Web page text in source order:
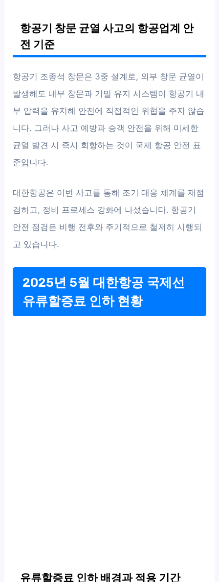
항공기 창문 균열 사고의 항공업계 안
전 기준
항공기 조종석 창문은 3중 설계로, 외부 창문 균열이
발생해도 내부 창문과 기밀 유지 시스템이 항공기 내
부 압력을 유지해 안전에 직접적인 위협을 주지 않습
니다. 그러나 사고 예방과 승객 안전을 위해 미세한
균열 발견 시 즉시 회항하는 것이 국제 항공 안전 표
준입니다.
대한항공은 이번 사고를 통해 조기 대응 체계를 재점
검하고, 정비 프로세스 강화에 나섰습니다. 항공기
안전 점검은 비행 전후와 주기적으로 철저히 시행되
고 있습니다.
2025년 5월 대한항공 국제선
유류할증료 인하 현황
유류할증료 인하 배경과 적용 기간